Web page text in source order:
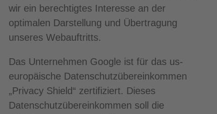
wir ein berechtigtes Interesse an der
optimalen Darstellung und Übertragung
unseres Webauftritts.
Das Unternehmen Google ist für das us-
europäische Datenschutzübereinkommen
„Privacy Shield“ zertifiziert. Dieses
Datenschutzübereinkommen soll die